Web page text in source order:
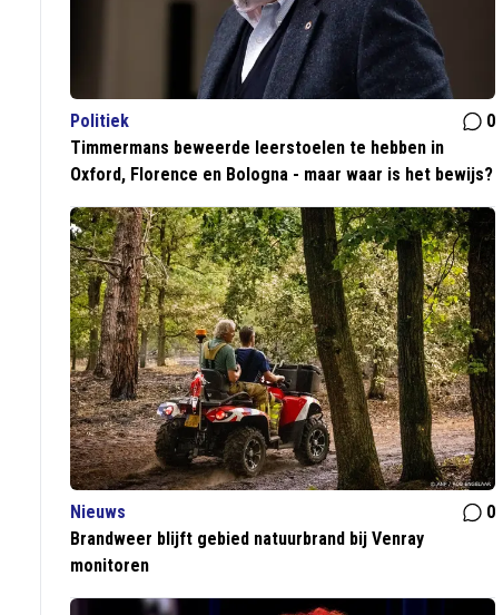
Politiek
0
Timmermans beweerde leerstoelen te hebben in
Oxford, Florence en Bologna - maar waar is het bewijs?
Nieuws
0
Brandweer blijft gebied natuurbrand bij Venray
monitoren